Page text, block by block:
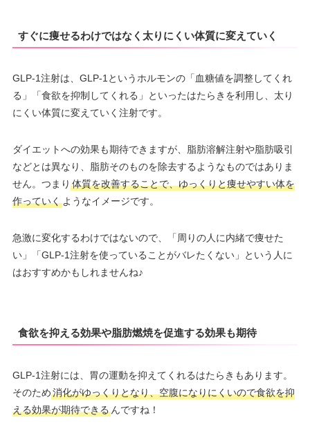
すぐに痩せるわけではなく太りにくい体質に変えていく
GLP-1注射は、GLP-1というホルモンの「血糖値を調整してくれ
る」「食欲を抑制してくれる」といったはたらきを利用し、太り
にくい体質に変えていく注射です。
ダイエットへの効果も期待できますが、脂肪溶解注射や脂肪吸引
などとは異なり、脂肪そのものを除去するようなものではありま
せん。つまり 体質を改善することで、ゆっくりと痩せやすい体を
作っていくようなイメージです。
急激に変化するわけではないので、「周りの人に内緒で痩せた
い」「GLP-1注射を使っていることがバレたくない」という人に
はおすすめかもしれませんね♪
食欲を抑える効果や脂肪燃焼を促進する効果も期待
GLP-1注射には、胃の運動を抑えてくれるはたらきもあります。
そのため消化がゆっくりとなり、空腹になりにくいので食欲を抑
える効果が期待できるんですね！